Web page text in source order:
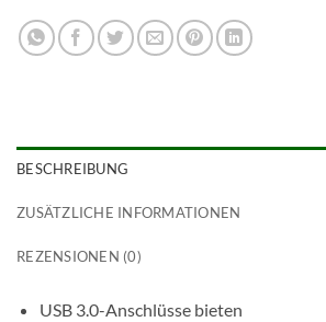
BESCHREIBUNG
ZUSÄTZLICHE INFORMATIONEN
REZENSIONEN (0)
USB 3.0-Anschlüsse bieten